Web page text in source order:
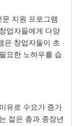
지원 프로그램
업자들에게 다양
은 창업자들이 초
요한 노하우를 습
유로 수요가 증가
젊은 층과 중장년